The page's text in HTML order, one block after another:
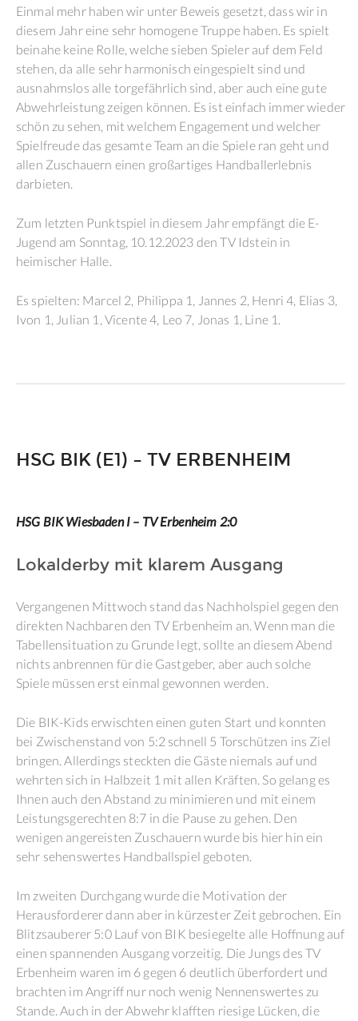
Einmal mehr haben wir unter Beweis gesetzt, dass wir in
diesem Jahr eine sehr homogene Truppe haben. Es spielt
beinahe keine Rolle, welche sieben Spieler auf dem Feld
stehen, da alle sehr harmonisch eingespielt sind und
ausnahmslos alle torgefährlich sind, aber auch eine gute
Abwehrleistung zeigen können. Es ist einfach immer wieder
schön zu sehen, mit welchem Engagement und welcher
Spielfreude das gesamte Team an die Spiele ran geht und
allen Zuschauern einen großartiges Handballerlebnis
darbieten.
Zum letzten Punktspiel in diesem Jahr empfängt die E-
Jugend am Sonntag, 10.12.2023 den TV Idstein in
heimischer Halle.
Es spielten: Marcel 2, Philippa 1, Jannes 2, Henri 4, Elias 3,
Ivon 1, Julian 1, Vicente 4, Leo 7, Jonas 1, Line 1.
HSG BIK (E1) – TV ERBENHEIM
HSG BIK Wiesbaden I – TV Erbenheim 2:0
Lokalderby mit klarem Ausgang
Vergangenen Mittwoch stand das Nachholspiel gegen den
direkten Nachbaren den TV Erbenheim an. Wenn man die
Tabellensituation zu Grunde legt, sollte an diesem Abend
nichts anbrennen für die Gastgeber, aber auch solche
Spiele müssen erst einmal gewonnen werden.
Die BIK-Kids erwischten einen guten Start und konnten
bei Zwischenstand von 5:2 schnell 5 Torschützen ins Ziel
bringen. Allerdings steckten die Gäste niemals auf und
wehrten sich in Halbzeit 1 mit allen Kräften. So gelang es
Ihnen auch den Abstand zu minimieren und mit einem
Leistungsgerechten 8:7 in die Pause zu gehen. Den
wenigen angereisten Zuschauern wurde bis hier hin ein
sehr sehenswertes Handballspiel geboten.
Im zweiten Durchgang wurde die Motivation der
Herausforderer dann aber in kürzester Zeit gebrochen. Ein
Blitzsauberer 5:0 Lauf von BIK besiegelte alle Hoffnung auf
einen spannenden Ausgang vorzeitig. Die Jungs des TV
Erbenheim waren im 6 gegen 6 deutlich überfordert und
brachten im Angriff nur noch wenig Nennenswertes zu
Stande. Auch in der Abwehr klafften riesige Lücken, die